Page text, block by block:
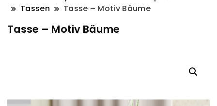
Tassen
Tasse – Motiv Bäume
Tasse – Motiv Bäume